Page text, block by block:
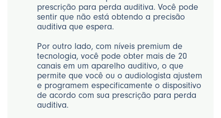
prescrição para perda auditiva. Você pode
sentir que não está obtendo a precisão
auditiva que espera.
Por outro lado, com níveis premium de
tecnologia, você pode obter mais de 20
canais em um aparelho auditivo, o que
permite que você ou o audiologista ajustem
e programem especificamente o dispositivo
de acordo com sua prescrição para perda
auditiva.